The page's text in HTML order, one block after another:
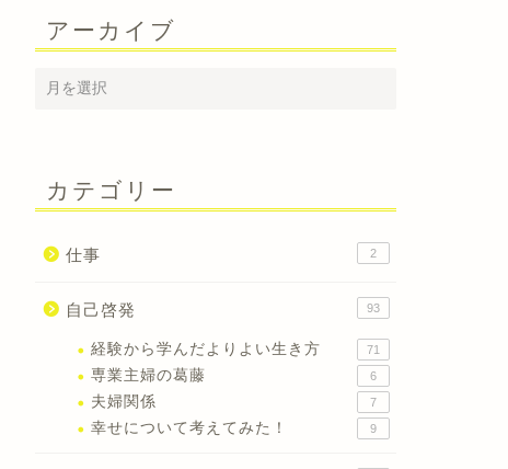
アーカイブ
カテゴリー
仕事 2
自己啓発 93
経験から学んだよりよい生き方 71
専業主婦の葛藤 6
夫婦関係 7
幸せについて考えてみた！ 9